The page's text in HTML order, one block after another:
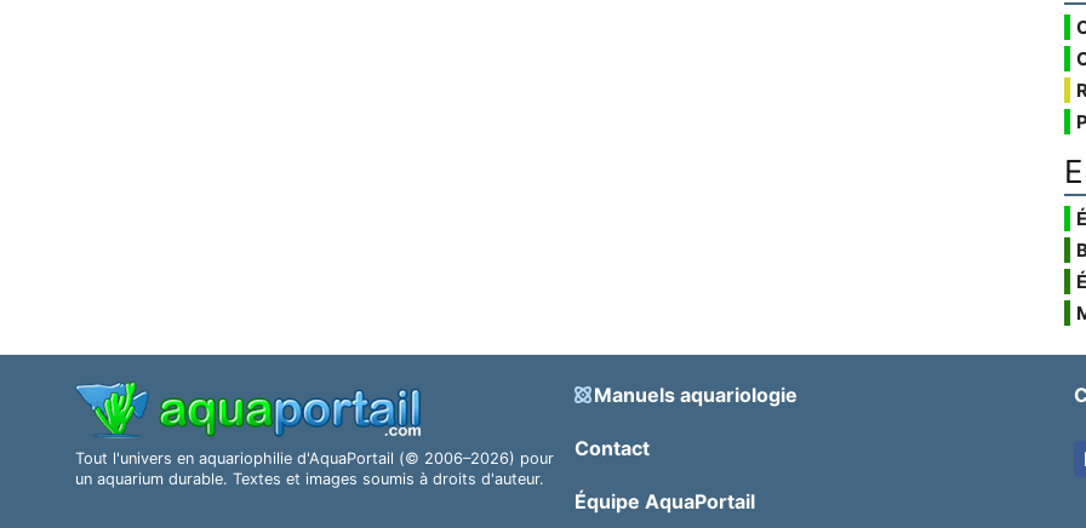
Tout l'univers en aquariophilie d'AquaPortail (© 2006–2026) pour
un aquarium durable. Textes et images soumis à droits d'auteur.
Manuels aquariologie
Contact
Équipe AquaPortail